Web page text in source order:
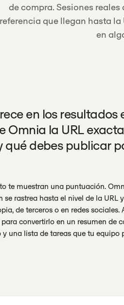
de compra. Sesiones
referencia que llegan hasta
en
en los resultados
Omnia la URL
qué debes publicar
te muestran una puntuación.
rastrea hasta el nivel de la URL
de terceros o en redes sociales.
convertirlo en un resumen de
una lista de tareas que tu equipo